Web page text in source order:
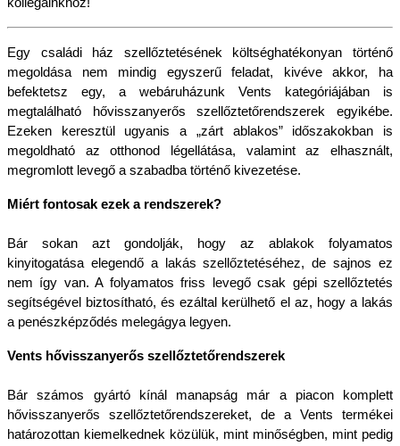
Egy családi ház szellőztetésének költséghatékonyan történő
megoldása nem mindig egyszerű feladat, kivéve akkor, ha
befektetsz egy, a webáruházunk Vents kategóriájában is
megtalálható hővisszanyerős szellőztetőrendszerek egyikébe.
Ezeken keresztül ugyanis a „zárt ablakos” időszakokban is
megoldható az otthonod légellátása, valamint az elhasznált,
megromlott levegő a szabadba történő kivezetése.
Miért fontosak ezek a rendszerek?
Bár sokan azt gondolják, hogy az ablakok folyamatos
kinyitogatása elegendő a lakás szellőztetéséhez, de sajnos ez
nem így van. A folyamatos friss levegő csak gépi szellőztetés
segítségével biztosítható, és ezáltal kerülhető el az, hogy a lakás
a penészképződés melegágya legyen.
Vents hővisszanyerős szellőztetőrendszerek
Bár számos gyártó kínál manapság már a piacon komplett
hővisszanyerős szellőztetőrendszereket, de a Vents termékei
határozottan kiemelkednek közülük, mint minőségben, mint pedig